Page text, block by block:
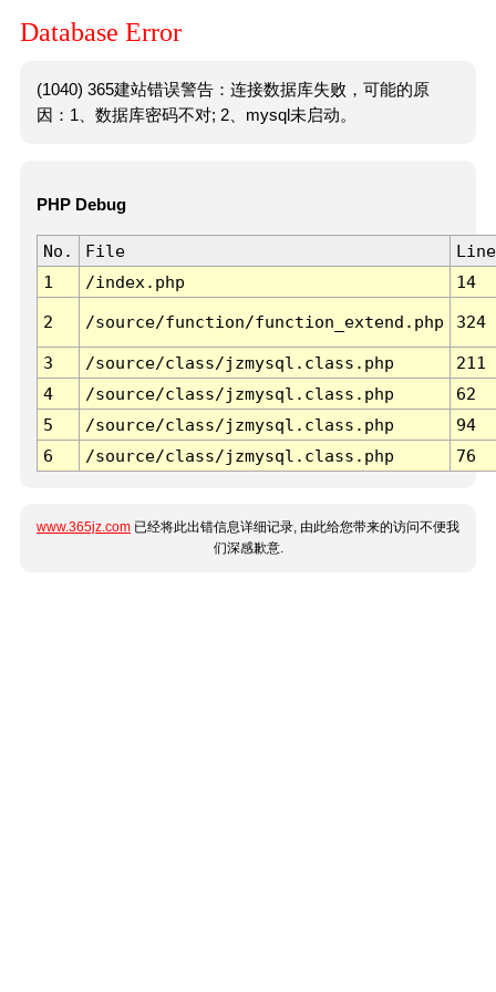
Database Error
(1040) 365建站错误警告：连接数据库失败，可能的原
因：1、数据库密码不对; 2、mysql未启动。
PHP Debug
No. File
Line
1
/index.php 14
2 /source/function/function_extend.php 324
3 /source/class/jzmysql.class.php
211
4
/source/class/jzmysql.class.php
62
5
/source/class/jzmysql.class.php
94
6
/source/class/jzmysql.class.php 76
www.365jz.com 已经将此出错信息详细记录, 由此给您带来的访问不便我
们深感歉意.